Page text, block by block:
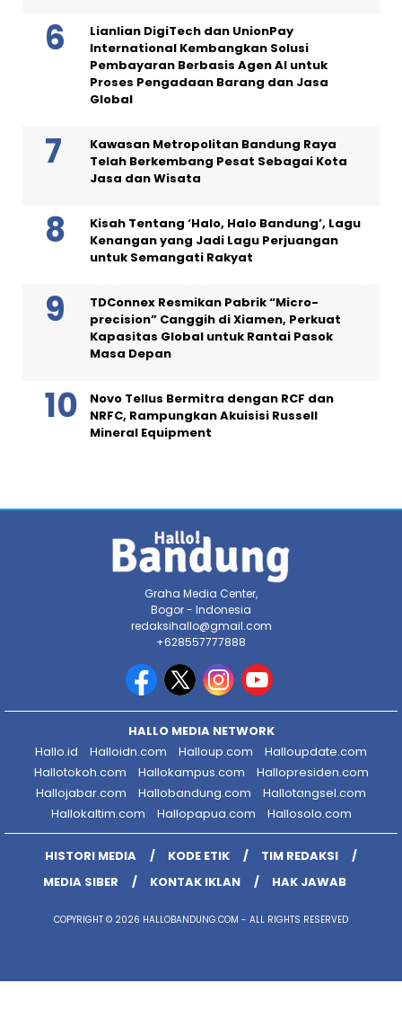
Lianlian DigiTech dan UnionPay
International Kembangkan Solusi
Pembayaran Berbasis Agen AI untuk
Proses Pengadaan Barang dan Jasa
Global
Kawasan Metropolitan Bandung Raya
Telah Berkembang Pesat Sebagai Kota
Jasa dan Wisata
Kisah Tentang ‘Halo, Halo Bandung’, Lagu
Kenangan yang Jadi Lagu Perjuangan
untuk Semangati Rakyat
TDConnex Resmikan Pabrik “Micro-
precision” Canggih di Xiamen, Perkuat
Kapasitas Global untuk Rantai Pasok
Masa Depan
Novo Tellus Bermitra dengan RCF dan
NRFC, Rampungkan Akuisisi Russell
Mineral Equipment
Graha Media Center,
Bogor - Indonesia
redaksihallo@gmail.com
+628557777888
HALLO MEDIA NETWORK
Hallo.id
Halloidn.com Halloup.com
Halloupdate.com
Hallotokoh.com
Hallokampus.com
Hallopresiden.com
Hallojabar.com
Hallobandung.com
Hallotangsel.com
Hallokaltim.com
Hallopapua.com Hallosolo.com
HISTORI MEDIA KODE ETIK
TIM REDAKSI
MEDIA SIBER
KONTAK IKLAN HAK JAWAB
COPYRIGHT © 2026 HALLOBANDUNG.COM - ALL RIGHTS RESERVED